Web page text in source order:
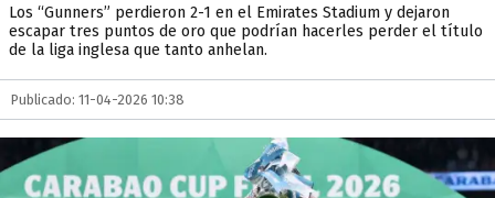
Los “Gunners” perdieron 2-1 en el Emirates Stadium y dejaron
escapar tres puntos de oro que podrían hacerles perder el título
de la liga inglesa que tanto anhelan.
Publicado: 11-04-2026 10:38